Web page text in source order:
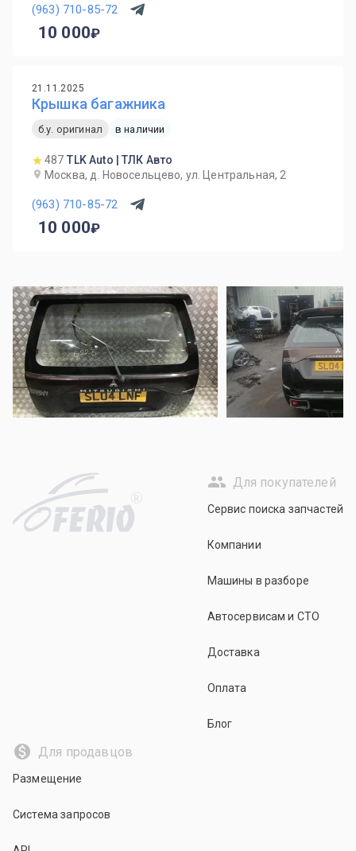
(963) 710-85-72
10 000
21.11.2025
Крышка багажника
б.у. оригинал в наличии
487 TLK Auto | ТЛК Авто
Москва, д. Новосельцево, ул. Центральная, 2
(963) 710-85-72
10 000
R
Для покупателей
Сервис поиска запчастей
Компании
Машины в разборе
Автосервисам и СТО
Доставка
Оплата
Блог
Для продавцов
Размещение
Система запросов